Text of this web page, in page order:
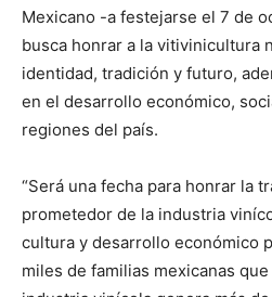
Mexicano -a festejarse el 7 de
busca honrar a la vitivinicultura
identidad, tradición y futuro,
en el desarrollo económico,
regiones del país.
“Será una fecha para honrar la
prometedor de la industria
cultura y desarrollo económico
miles de familias mexicanas